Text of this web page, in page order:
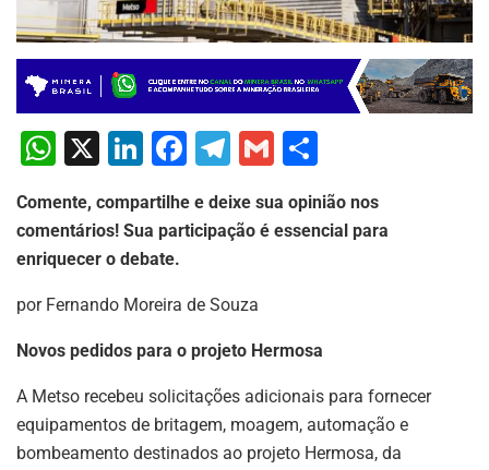
W
at
s
p
p
X
Li
k
e
dI
n
F
c
b
o
o
k
T
el
e
gr
m
G
ai
h
ar
Comente, compartilhe e deixe sua opinião nos
comentários! Sua participação é essencial para
enriquecer o debate.
por Fernando Moreira de Souza
Novos pedidos para o projeto Hermosa
A Metso recebeu solicitações adicionais para fornecer
equipamentos de britagem, moagem, automação e
bombeamento destinados ao projeto Hermosa, da